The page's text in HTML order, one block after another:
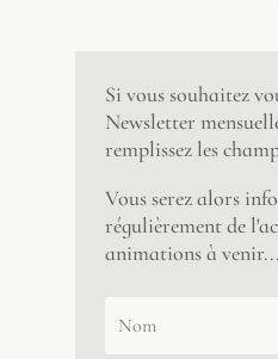
Si vous souhaitez
Newsletter
remplissez les
Vous serez alors
régulièrement de
animations à venir...